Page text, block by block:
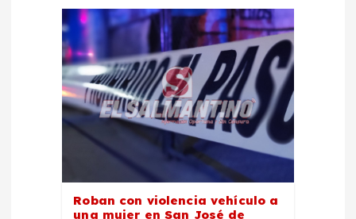
Roban con violencia vehículo a
una mujer en San José de